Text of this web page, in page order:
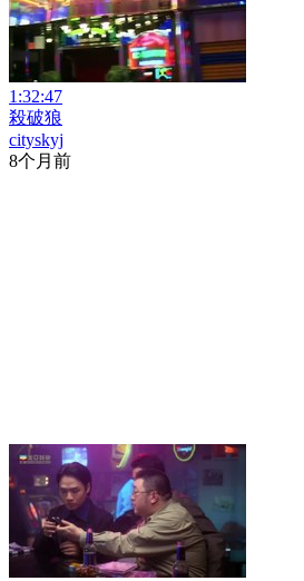
1:32:47
殺破狼
cityskyj
8个月前